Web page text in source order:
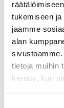
tukemiseen
jaamme
alan
tietoja muihin
kerätty, kun
Juha
040 773 1079